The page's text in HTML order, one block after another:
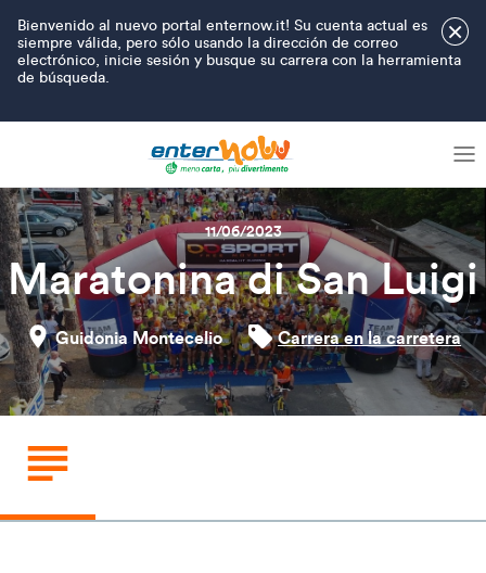
×
Bienvenido al nuevo portal enternow.it! Su cuenta actual es
siempre válida, pero sólo usando la dirección de correo
electrónico, inicie sesión y busque su carrera con la herramienta
de búsqueda.
11/06/2023
Maratonina di San Luigi
Guidonia Montecelio Carrera en la carretera